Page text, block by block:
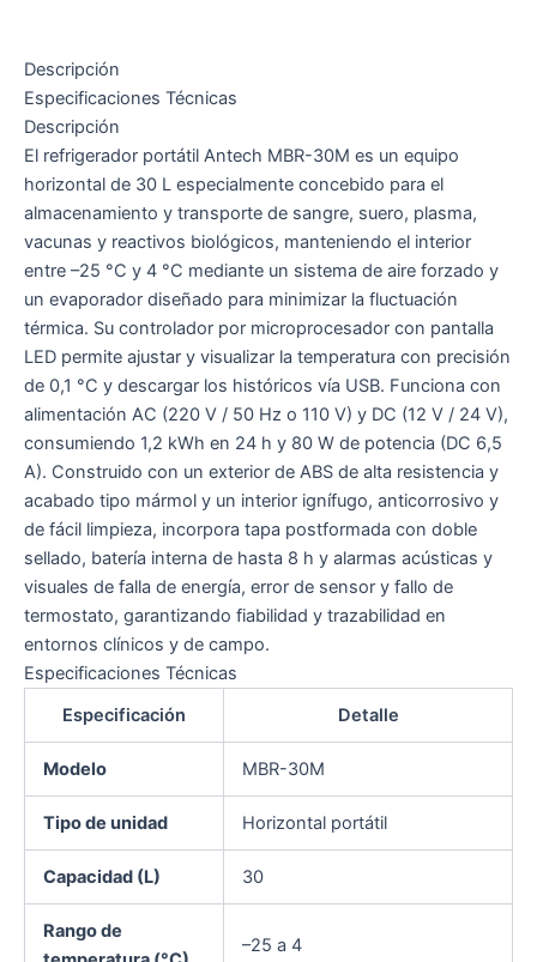
Descripción
Especificaciones Técnicas
Descripción
El refrigerador portátil Antech MBR-30M es un equipo
horizontal de 30 L especialmente concebido para el
almacenamiento y transporte de sangre, suero, plasma,
vacunas y reactivos biológicos, manteniendo el interior
entre –25 °C y 4 °C mediante un sistema de aire forzado y
un evaporador diseñado para minimizar la fluctuación
térmica. Su controlador por microprocesador con pantalla
LED permite ajustar y visualizar la temperatura con precisión
de 0,1 °C y descargar los históricos vía USB. Funciona con
alimentación AC (220 V / 50 Hz o 110 V) y DC (12 V / 24 V),
consumiendo 1,2 kWh en 24 h y 80 W de potencia (DC 6,5
A). Construido con un exterior de ABS de alta resistencia y
acabado tipo mármol y un interior ignífugo, anticorrosivo y
de fácil limpieza, incorpora tapa postformada con doble
sellado, batería interna de hasta 8 h y alarmas acústicas y
visuales de falla de energía, error de sensor y fallo de
termostato, garantizando fiabilidad y trazabilidad en
entornos clínicos y de campo.
Especificaciones Técnicas
Especificación
Detalle
Modelo MBR-30M
Tipo de unidad Horizontal portátil
Capacidad (L) 30
Rango de
–25 a 4